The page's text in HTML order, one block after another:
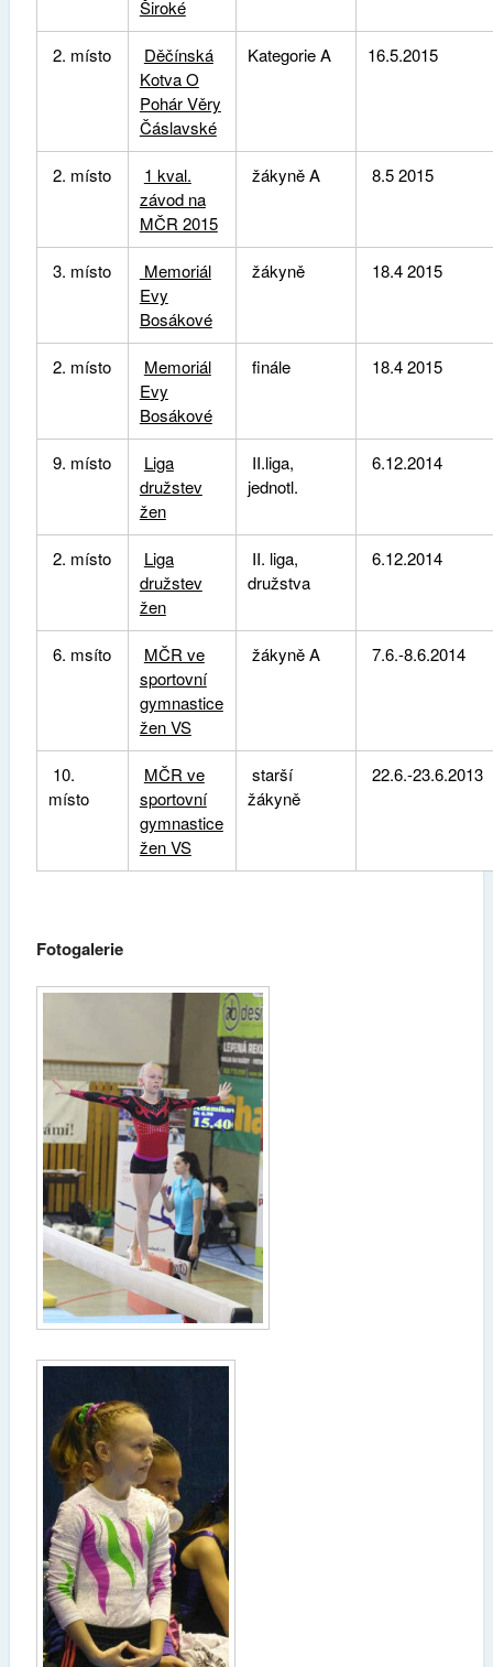
Široké
2. místo
Děčínská
Kotva O
Pohár Věry
Čáslavské
Kategorie A 16.5.2015
2. místo
1 kval.
závod na
MČR 2015
žákyně A 8.5 2015
3. místo
Memoriál
Evy
Bosákové
žákyně 18.4 2015
2. místo
Memoriál
Evy
Bosákové
finále 18.4 2015
9. místo
Liga
družstev
žen
II.liga,
jednotl.
6.12.2014
2. místo
Liga
družstev
žen
II. liga,
družstva
6.12.2014
6. msíto
MČR ve
sportovní
gymnastice
žen VS
žákyně A 7.6.-8.6.2014
10.
místo
MČR ve
sportovní
gymnastice
žen VS
starší
žákyně
22.6.-23.6.2013
Fotogalerie